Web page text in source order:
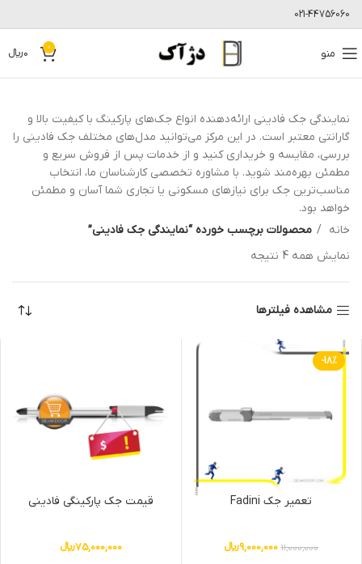
021-44756060
منو 0
0﷼
نمایندگی جک فادینی ارائه‌دهنده انواع جک‌های پارکینگ با کیفیت بالا و
گارانتی معتبر است. در این مرکز می‌توانید مدل‌های مختلف جک فادینی را
بررسی، مقایسه و خریداری کنید و از خدمات پس از فروش سریع و
مطمئن بهره‌مند شوید. با مشاوره تخصصی کارشناسان ما، انتخاب
مناسب‌ترین جک برای نیازهای مسکونی یا تجاری شما آسان و مطمئن
خواهد بود.
خانه
محصولات برچسب خورده “نمایندگی جک فادینی”
نمایش همه 4 نتیجه
مشاهده فیلترها
-18%
تعمیر جک Fadini
11,000,000
9,000,000﷼
قیمت جک پارکینگی فادینی
75,000,000﷼